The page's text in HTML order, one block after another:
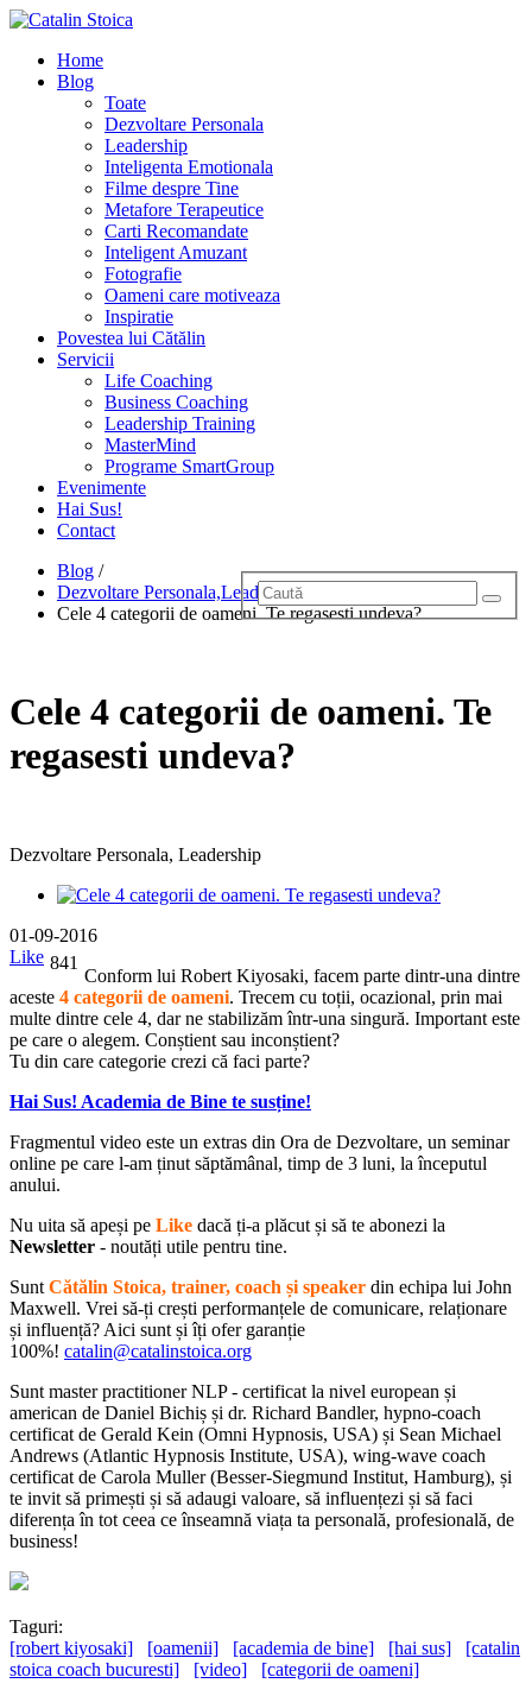
Home
Blog
Toate
Dezvoltare Personala
Leadership
Inteligenta Emotionala
Filme despre Tine
Metafore Terapeutice
Carti Recomandate
Inteligent Amuzant
Fotografie
Oameni care motiveaza
Inspiratie
Povestea lui Cătălin
Servicii
Life Coaching
Business Coaching
Leadership Training
MasterMind
Programe SmartGroup
Evenimente
Hai Sus!
Contact
Blog /
Dezvoltare Personala,Leadership
Cele 4 categorii de oameni. Te regasesti undeva?
Cele 4 categorii de oameni. Te
regasesti undeva?
Dezvoltare Personala, Leadership
01-09-2016
Like 841
Conform lui Robert Kiyosaki, facem parte dintr-una dintre
aceste 4 categorii de oameni. Trecem cu toții, ocazional, prin mai
multe dintre cele 4, dar ne stabilizăm într-una singură. Important este
pe care o alegem. Conștient sau inconștient?
Tu din care categorie crezi că faci parte?
Hai Sus! Academia de Bine te susține!
Fragmentul video este un extras din Ora de Dezvoltare, un seminar
online pe care l-am ținut săptămânal, timp de 3 luni, la începutul
anului.
Nu uita să apeși pe Like dacă ți-a plăcut și să te abonezi la
Newsletter - noutăți utile pentru tine.
Sunt Cătălin Stoica, trainer, coach și speaker din echipa lui John
Maxwell. Vrei să-ți crești performanțele de comunicare, relaționare
și influență? Aici sunt și îți ofer garanție
100%! catalin@catalinstoica.org
Sunt master practitioner NLP - certificat la nivel european și
american de Daniel Bichiș și dr. Richard Bandler, hypno-coach
certificat de Gerald Kein (Omni Hypnosis, USA) și Sean Michael
Andrews (Atlantic Hypnosis Institute, USA), wing-wave coach
certificat de Carola Muller (Besser-Siegmund Institut, Hamburg), și
te invit să primești și să adaugi valoare, să influențezi și să faci
diferența în tot ceea ce înseamnă viața ta personală, profesională, de
business!
Taguri:
[robert kiyosaki]
[oamenii] [academia de bine] [hai sus]
[catalin
stoica coach bucuresti]
[video] [categorii de oameni]